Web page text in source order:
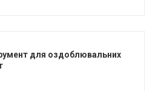
для оздоблювальних